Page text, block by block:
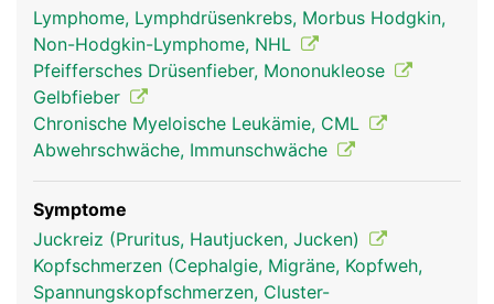
milz frau milz mann
Lymphome, Lymphdrüsenkrebs, Morbus Hodgkin,
Non-Hodgkin-Lymphome, NHL
Pfeiffersches Drüsenfieber, Mononukleose
Gelbfieber
Chronische Myeloische Leukämie, CML
Abwehrschwäche, Immunschwäche
Symptome
Juckreiz (Pruritus, Hautjucken, Jucken)
Kopfschmerzen (Cephalgie, Migräne, Kopfweh,
Spannungskopfschmerzen, Cluster-